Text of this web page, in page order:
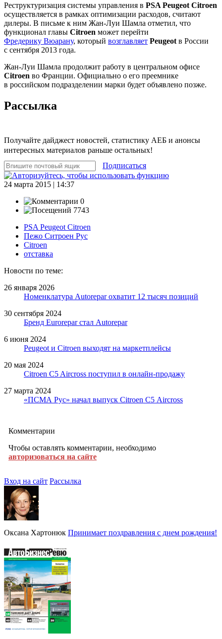
Реструктуризация системы управления в PSA Peugeot Citroen
осуществляется в рамках оптимизации расходов, считают
дилеры. В письме к ним Жан-Луи Шамла отметил, что
функционал главы Citroen может перейти
Фредерику Вюарану, который возглавляет Peugeot в России
с сентября 2013 года.
Жан-Луи Шамла продолжит работу в центральном офисе
Citroen во Франции. Официально о его преемнике
в российском подразделении марки будет объявлено позже.
Рассылка
Получайте дайджест новостей, статистику АЕБ и анонсы
интересных материалов раньше остальных!
Подписаться
24 марта 2015 | 14:37
0
7743
PSA Peugeot Citroen
Пежо Ситроен Рус
Citroen
отставка
Новости по теме:
26 января 2026
Номенклатура Autorepar охватит 12 тысяч позиций
30 сентября 2024
Бренд Eurorepar стал Autorepar
6 июня 2024
Peugeot и Citroen выходят на маркетплейсы
20 мая 2024
Citroen C5 Aircross поступил в онлайн-продажу
27 марта 2024
«ПСМА Рус» начал выпуск Citroen С5 Aircross
Комментарии
Чтобы оставлять комментарии, необходимо
авторизоваться на сайте
Вход на сайт Рассылка
Оксана Хартонюк Принимает поздравления с днем рождения!